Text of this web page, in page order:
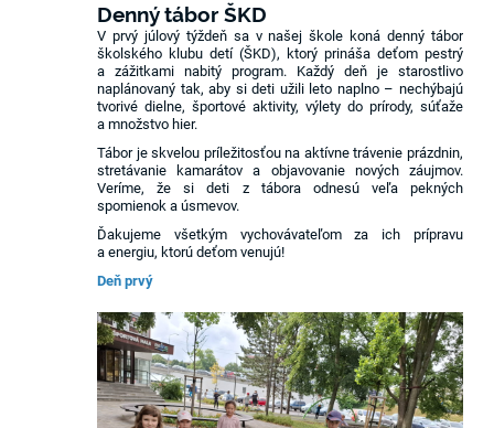
Denný tábor ŠKD
V prvý júlový týždeň sa v našej škole koná denný tábor
školského klubu detí (ŠKD), ktorý prináša deťom pestrý
a zážitkami nabitý program. Každý deň je starostlivo
naplánovaný tak, aby si deti užili leto naplno – nechýbajú
tvorivé dielne, športové aktivity, výlety do prírody, súťaže
a množstvo hier.
Tábor je skvelou príležitosťou na aktívne trávenie prázdnin,
stretávanie kamarátov a objavovanie nových záujmov.
Veríme, že si deti z tábora odnesú veľa pekných
spomienok a úsmevov.
Ďakujeme všetkým vychovávateľom za ich prípravu
a energiu, ktorú deťom venujú!
Deň prvý